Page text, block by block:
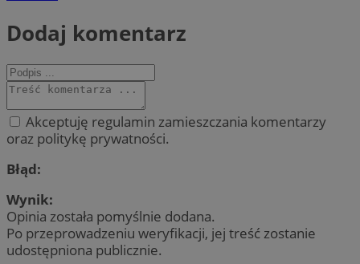
Dodaj komentarz
Akceptuję regulamin zamieszczania komentarzy
oraz politykę prywatności.
Błąd:
Wynik:
Opinia została pomyślnie dodana.
Po przeprowadzeniu weryfikacji, jej treść zostanie
udostępniona publicznie.